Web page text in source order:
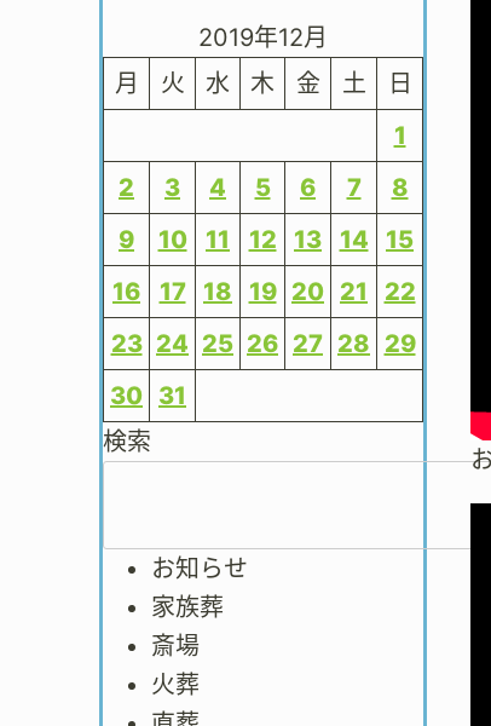
2019年12月
月
火 水 木 金 土
日
1
2
3 4 5 6 7
8
9
10 11 12 13 14
15
16
17 18 19 20 21
22
23 24 25 26 27 28 29
30 31
検索
お知らせ
家族葬
斎場
火葬